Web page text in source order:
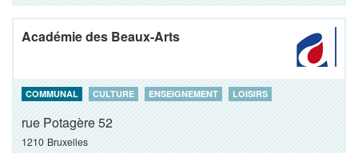
Académie des Beaux-Arts
COMMUNAL CULTURE ENSEIGNEMENT LOISIRS
rue Potagère 52
1210 Bruxelles